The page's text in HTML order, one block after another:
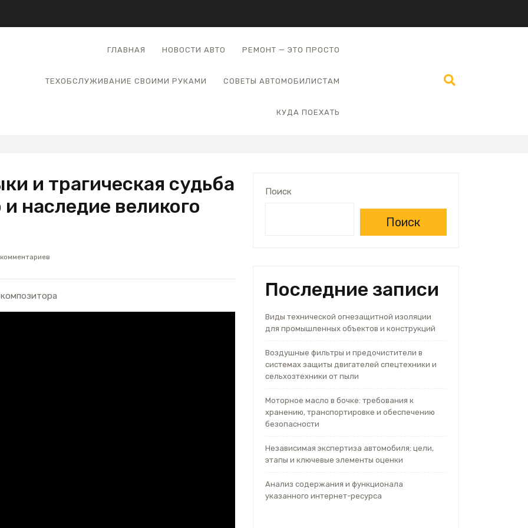
ГЛАВНАЯ НОВОСТИ АВТО РЕМОНТ — ЭТО ПРОСТО
ТЕХОБСЛУЖИВАНИЕ СВОИМИ РУКАМИ СОВЕТЫ АВТОМОБИЛИСТАМ
КУДА ПОЕХАТЬ
и трагическая судьба
наследие великого
Поиск
Поиск
Последние записи
Виды технической огнезащитной изоляции
для промышленных объектов и конструкций
Воздушные фильтры и предочистители в
системах защиты двигателей спецтехники и
сельхозтехники от пыли
Моторное масло в бочке: требования к
хранению, транспортировке и обеспечению
безопасности
Независимая экспертиза автомобиля: цели,
этапы и ключевые элементы оценки
Анализ содержания и функционала
указанного интернет-ресурса